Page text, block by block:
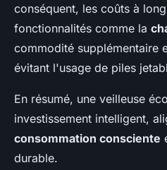
conséquent, les coûts à
fonctionnalités comme la
commodité supplémentaire
évitant l'usage de piles
En résumé, une veilleuse
investissement intelligent,
consommation consciente
durable.